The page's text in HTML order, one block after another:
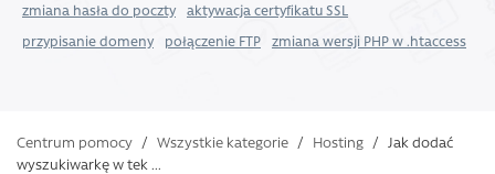
zmiana hasła do poczty
aktywacja certyfikatu SSL
przypisanie domeny
połączenie FTP zmiana wersji PHP w .htaccess
Centrum pomocy / Wszystkie kategorie / Hosting /
Jak dodać
wyszukiwarkę w tek ...